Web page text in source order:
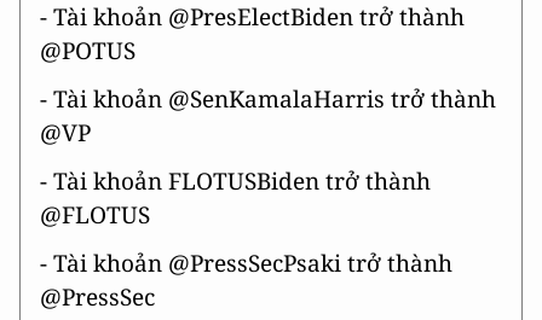
- Tài khoản @PresElectBiden trở thành
@POTUS
- Tài khoản @SenKamalaHarris trở thành
@VP
- Tài khoản FLOTUSBiden trở thành
@FLOTUS
- Tài khoản @PressSecPsaki trở thành
@PressSec